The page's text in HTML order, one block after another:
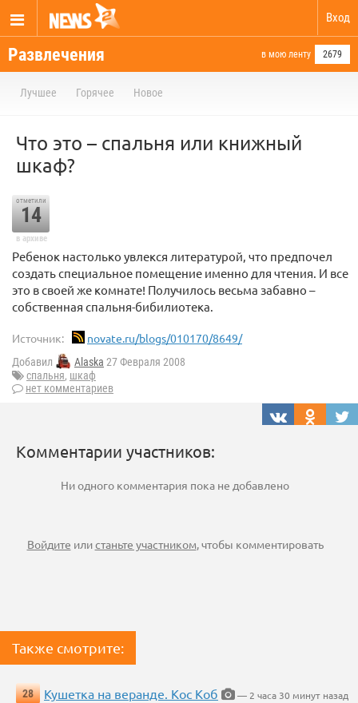
Вход
Развлечения в мою ленту 2679
Лучшее Горячее Новое
Что это – спальня или книжный
шкаф?
отметили
14
в архиве
Ребенок настолько увлекся литературой, что предпочел
создать специальное помещение именно для чтения. И все
это в своей же комнате! Получилось весьма забавно –
собственная спальня-бибилиотека.
Источник: novate.ru/blogs/010170/8649/
Добавил Alaska 27 Февраля 2008
спальня, шкаф
нет комментариев
Комментарии участников:
Ни одного комментария пока не добавлено
Войдите илистаньте участником, чтобы комментировать
Также смотрите:
28 Кушетка на веранде. Кос Коб
— 2 часа 30 минут назад